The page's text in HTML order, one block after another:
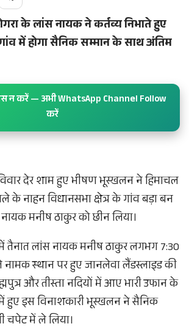
के लांस नायक ने कर्तव्य निभाते हुए
में होगा सैनिक सम्मान के साथ अंतिम
न करें — अभी WhatsApp Channel Follow
करें
देर शाम हुए भीषण भूस्खलन ने हिमाचल
के नाहन विधानसभा क्षेत्र के गांव बड़ा बन
मनीष ठाकुर को छीन लिया।
में तैनात लांस नायक मनीष ठाकुर लगभग 7:30
नामक स्थान पर हुए जानलेवा लैंडस्लाइड की
और तीस्ता नदियों में आए भारी उफान के
हुए इस विनाशकारी भूस्खलन ने सैनिक
चपेट में ले लिया।